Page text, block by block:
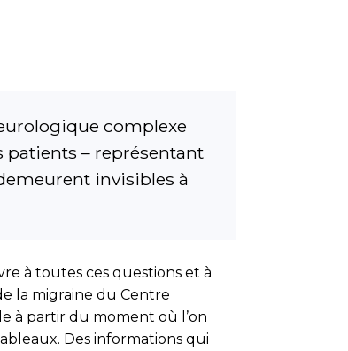
complexe
– représentant
in­visibles à
à toutes ces questions et à
la migraine du Centre
à partir du moment où l’on
Des informations qui